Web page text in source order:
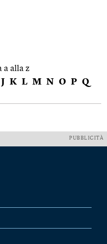
a alla z
J K L M N O P Q
PUBBLICITÀ